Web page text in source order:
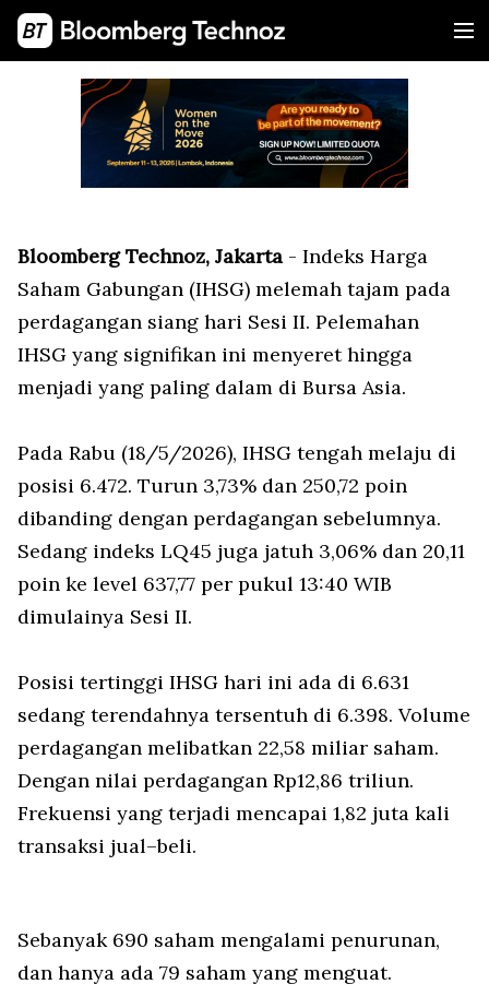
Bloomberg Technoz, Jakarta - Indeks Harga
Saham Gabungan (IHSG) melemah tajam pada
perdagangan siang hari Sesi II. Pelemahan
IHSG yang signifikan ini menyeret hingga
menjadi yang paling dalam di Bursa Asia.
Pada Rabu (18/5/2026), IHSG tengah melaju di
posisi 6.472. Turun 3,73% dan 250,72 poin
dibanding dengan perdagangan sebelumnya.
Sedang indeks LQ45 juga jatuh 3,06% dan 20,11
poin ke level 637,77 per pukul 13:40 WIB
dimulainya Sesi II.
Posisi tertinggi IHSG hari ini ada di 6.631
sedang terendahnya tersentuh di 6.398. Volume
perdagangan melibatkan 22,58 miliar saham.
Dengan nilai perdagangan Rp12,86 triliun.
Frekuensi yang terjadi mencapai 1,82 juta kali
transaksi jual–beli.
Sebanyak 690 saham mengalami penurunan,
dan hanya ada 79 saham yang menguat.